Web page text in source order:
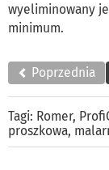
wyeliminowany
minimum.
Poprzednia
Tagi: Romer,
proszkowa,